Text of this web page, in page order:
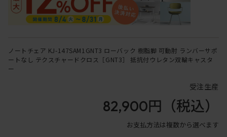
ノートチェア KJ-147SAM1GNT3 ローバック 樹脂脚 可動肘 ランバーサポ
ートなし テクスチャードクロス［GNT3］ 抵抗付ウレタン双輪キャスタ
ー
受注生産
82,900円 （税込）
お支払方法は複数から選べます